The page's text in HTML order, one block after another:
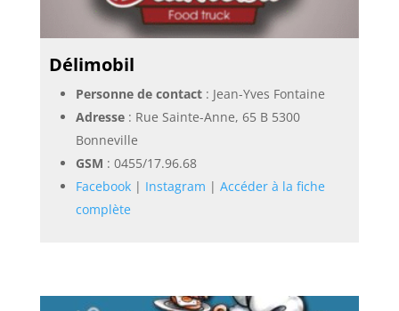
Délimobil
Personne de contact: Jean-Yves Fontaine
Adresse: Rue Sainte-Anne, 65 B 5300
Bonneville
GSM : 0455/17.96.68
Facebook| Instagram | Accéder à la fiche
complète